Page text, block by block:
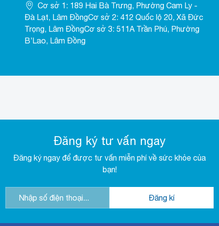
Cơ sở 1: 189 Hai Bà Trưng, Phường Cam Ly -
Đà Lạt, Lâm ĐồngCơ sở 2: 412 Quốc lộ 20, Xã Đức
Trọng, Lâm ĐồngCơ sở 3: 511A Trần Phú, Phường
B’Lao, Lâm Đồng
Đăng ký tư vấn ngay
Đăng ký ngay để được tư vấn miễn phí về sức khỏe của
bạn!